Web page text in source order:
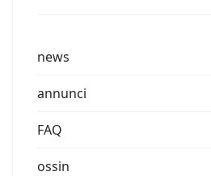
news
annunci
FAQ
ossin